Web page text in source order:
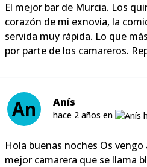
El mejor bar de Murcia. Los
corazón de mi exnovia, la
servida muy rápida. Lo que
por parte de los camareros.
An Anís
hace 2 años en
Hola buenas noches Os
mejor camarera que se llama